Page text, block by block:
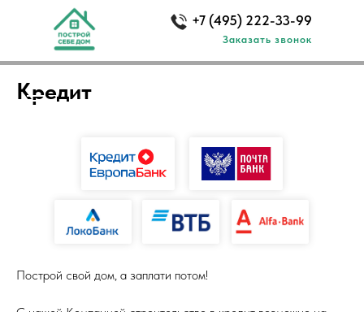
Заказать звонок
+7 (495) 222-33-99
Кредит
Построй свой дом, а заплати потом!